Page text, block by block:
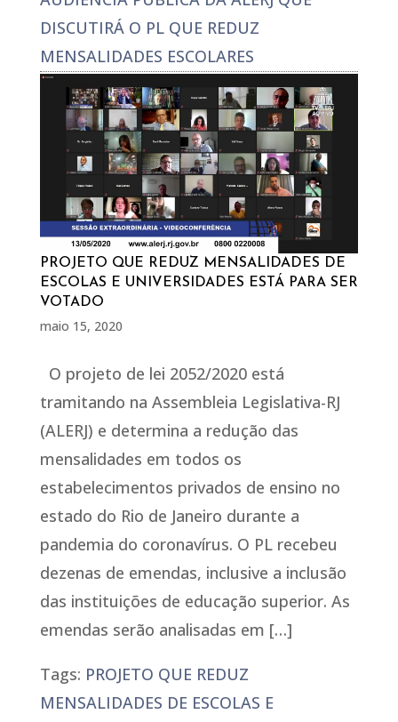
DISCUTIRÁ O PL QUE REDUZ
MENSALIDADES ESCOLARES
PROJETO QUE REDUZ MENSALIDADES DE
ESCOLAS E UNIVERSIDADES ESTÁ PARA SER
VOTADO
maio 15, 2020
O projeto de lei 2052/2020 está
tramitando na Assembleia Legislativa-RJ
(ALERJ) e determina a redução das
mensalidades em todos os
estabelecimentos privados de ensino no
estado do Rio de Janeiro durante a
pandemia do coronavírus. O PL recebeu
dezenas de emendas, inclusive a inclusão
das instituições de educação superior. As
emendas serão analisadas em […]
Tags: PROJETO QUE REDUZ
MENSALIDADES DE ESCOLAS E